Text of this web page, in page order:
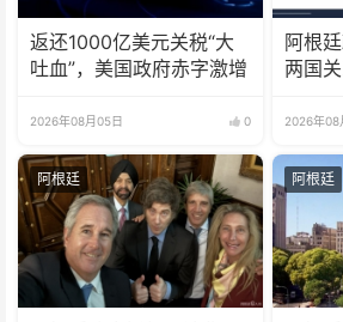
返还1000亿美元关税“大
吐血”，美国政府赤字激增
2026年08月05日 0
阿根
两国
2026年08
阿根廷 阿根廷